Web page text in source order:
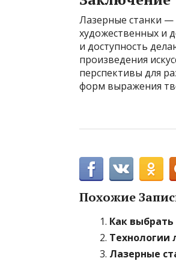
Лазерные станки —
художественных и
и доступность
произведения
перспективы для
форм выражения
Похожие
Как
Технологии
Лазерные